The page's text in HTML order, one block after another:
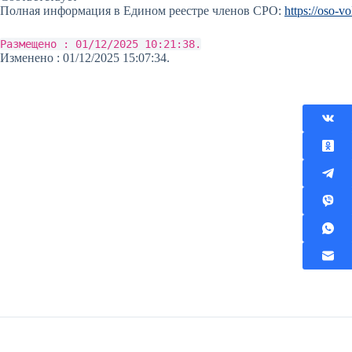
Полная информация в Едином реестре членов СРО: https://oso-
Размещено : 01/12/2025 10:21:38.
Изменено : 01/12/2025 15:07:34.